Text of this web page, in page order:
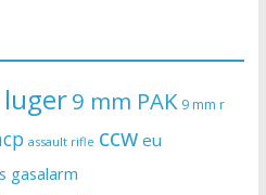
9 mm PAK 9 mm r
assault rifle ccw eu
gasalarm